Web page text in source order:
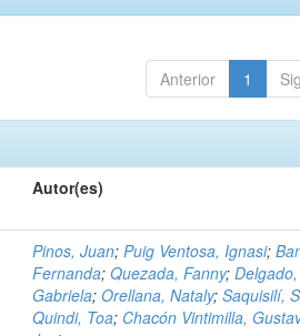
Anterior 1
Autor(es)
Pinos, Juan;Puig Ventosa, Ignasi;
Fernanda;Quezada, Fanny;Delgado,
Gabriela;Orellana, Nataly;Saquisilí,
Quindi, Toa; Chacón Vintimilla,